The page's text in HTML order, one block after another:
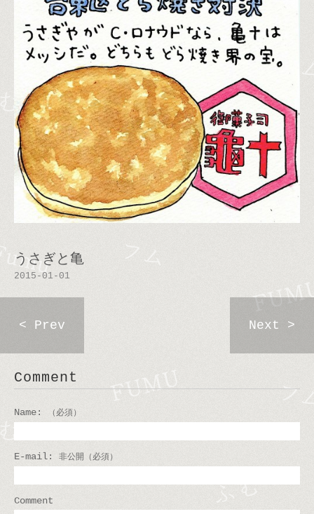
うさぎと亀
2015-01-01
< Prev Next >
Comment
Name: （必須）
E-mail: 非公開（必須）
Comment